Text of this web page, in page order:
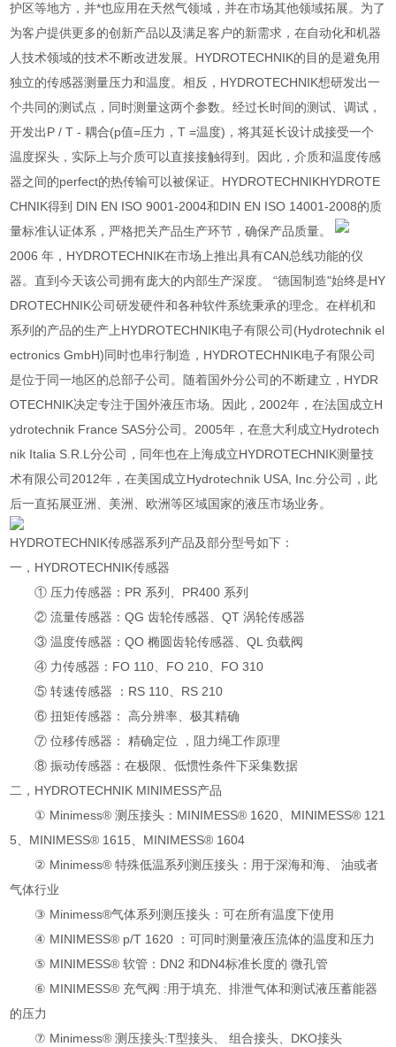
护区等地方，并*也应用在天然气领域，并在市场其他领域拓展。为了
为客户提供更多的创新产品以及满足客户的新需求，在自动化和机器
人技术领域的技术不断改进发展。HYDROTECHNIK的目的是避免用
独立的传感器测量压力和温度。相反，HYDROTECHNIK想研发出一
个共同的测试点，同时测量这两个参数。经过长时间的测试、调试，
开发出P / T - 耦合(p值=压力，T =温度)，将其延长设计成接受一个
温度探头，实际上与介质可以直接接触得到。因此，介质和温度传感
器之间的perfect的热传输可以被保证。HYDROTECHNIKHYDROTE
CHNIK得到 DIN EN ISO 9001-2004和DIN EN ISO 14001-2008的质
量标准认证体系，严格把关产品生产环节，确保产品质量。
2006 年，HYDROTECHNIK在市场上推出具有CAN总线功能的仪
器。直到今天该公司拥有庞大的内部生产深度。 “德国制造"始终是HY
DROTECHNIK公司研发硬件和各种软件系统秉承的理念。在样机和
系列的产品的生产上HYDROTECHNIK电子有限公司(Hydrotechnik el
ectronics GmbH)同时也串行制造，HYDROTECHNIK电子有限公司
是位于同一地区的总部子公司。随着国外分公司的不断建立，HYDR
OTECHNIK决定专注于国外液压市场。因此，2002年，在法国成立H
ydrotechnik France SAS分公司。2005年，在意大利成立Hydrotech
nik Italia S.R.L分公司，同年也在上海成立HYDROTECHNIK测量技
术有限公司2012年，在美国成立Hydrotechnik USA, Inc.分公司，此
后一直拓展亚洲、美洲、欧洲等区域国家的液压市场业务。
HYDROTECHNIK传感器系列产品及部分型号如下：
一，HYDROTECHNIK传感器
① 压力传感器：PR 系列、PR400 系列
② 流量传感器：QG 齿轮传感器、QT 涡轮传感器
③ 温度传感器：QO 椭圆齿轮传感器、QL 负载阀
④ 力传感器：FO 110、FO 210、FO 310
⑤ 转速传感器 ：RS 110、RS 210
⑥ 扭矩传感器： 高分辨率、极其精确
⑦ 位移传感器： 精确定位 ，阻力绳工作原理
⑧ 振动传感器：在极限、低惯性条件下采集数据
二，HYDROTECHNIK MINIMESS产品
① Minimess® 测压接头：MINIMESS® 1620、MINIMESS® 121
5、MINIMESS® 1615、MINIMESS® 1604
② Minimess® 特殊低温系列测压接头：用于深海和海、 油或者
气体行业
③ Minimess®气体系列测压接头：可在所有温度下使用
④ MINIMESS® p/T 1620 ：可同时测量液压流体的温度和压力
⑤ MINIMESS® 软管：DN2 和DN4标准长度的 微孔管
⑥ MINIMESS® 充气阀 :用于填充、排泄气体和测试液压蓄能器
的压力
⑦ Minimess® 测压接头:T型接头、 组合接头、DKO接头